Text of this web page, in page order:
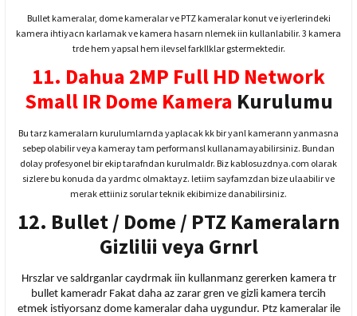
Bullet kameralar, dome kameralar ve PTZ kameralar konut ve iyerlerindeki
kamera ihtiyacn karlamak ve kamera hasarn nlemek iin kullanlabilir. 3 kamera
trde hem yapsal hem ilevsel farkllklar gstermektedir.
11. Dahua 2MP Full HD Network
Small IR Dome Kamera Kurulumu
Bu tarz kameralarn kurulumlarnda yaplacak kk bir yanl kamerann yanmasna
sebep olabilir veya kameray tam performansl kullanamayabilirsiniz. Bundan
dolay profesyonel bir ekip tarafndan kurulmaldr. Biz kablosuzdnya.com olarak
sizlere bu konuda da yardmc olmaktayz. letiim sayfamzdan bize ulaabilir ve
merak ettiiniz sorular teknik ekibimize danabilirsiniz.
12. Bullet / Dome / PTZ Kameralarn
Gizlilii veya Grnrl
Hrszlar ve saldrganlar caydrmak iin kullanmanz gererken kamera tr
bullet kameradr Fakat daha az zarar gren ve gizli kamera tercih
etmek istiyorsanz dome kameralar daha uygundur. Ptz kameralar ile